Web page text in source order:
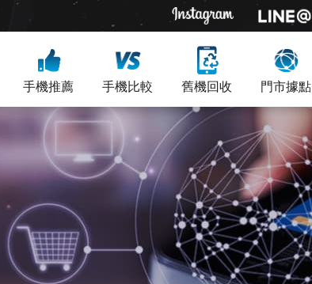
手機推薦 手機比較 舊機回收 門市據點